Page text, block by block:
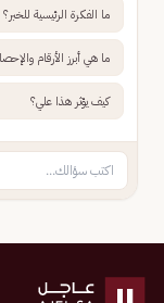
ما الفكرة الرئيسية للخبر؟
ما هي أبرز الأرقام
كيف يؤثر هذا علي؟